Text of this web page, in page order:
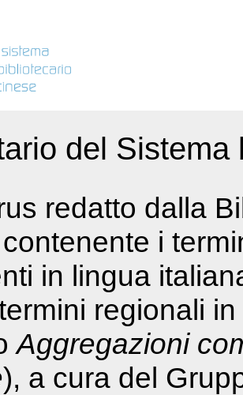
del
redatto dalla
i
in lingua
regionali
Aggregazioni
), a cura del